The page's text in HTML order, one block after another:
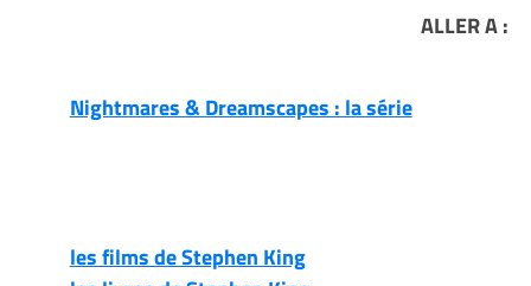
ALLER A :
Nightmares & Dreamscapes : la série
les films de Stephen King